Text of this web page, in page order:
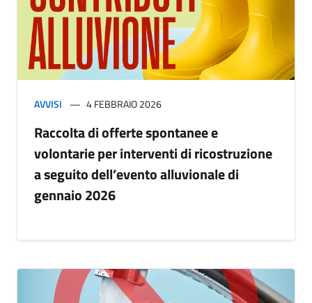
AVVISI 4 FEBBRAIO 2026
Raccolta di offerte spontanee e
volontarie per interventi di ricostruzione
a seguito dell’evento alluvionale di
gennaio 2026